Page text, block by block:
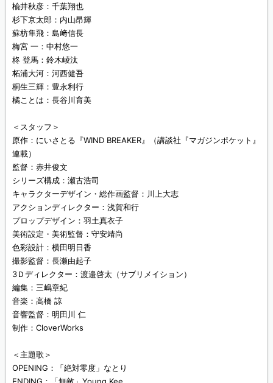
楡井秋彦：千葉翔也
杉下京太郎：内山昂輝
蘇枋隼飛：島﨑信長
梅宮 一：中村悠一
柊 登馬：鈴木崚汰
柘浦大河：河西健吾
桐生三輝：豊永利行
橘ことは：長谷川育美
＜スタッフ＞
原作：にいさとる『WIND BREAKER』（講談社『マガジンポケット』
連載）
監督：赤井俊文
シリーズ構成：瀬古浩司
キャラクターデザイン・総作画監督：川上大志
アクションディレクター：浅賀和行
プロップデザイン：羽土真衣子
美術設定・美術監督：守安靖尚
色彩設計：横田明日香
撮影監督：長瀬由起子
3Ｄディレクター：渡邉啓太（サブリメイション）
編集：三嶋章紀
音楽：高橋 諒
音響監督：明田川 仁
制作：CloverWorks
＜主題歌＞
OPENING：「絶対零度」なとり